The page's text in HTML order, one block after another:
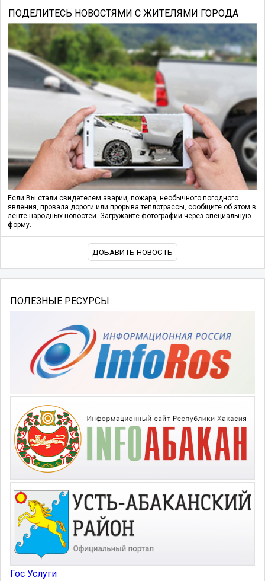
ПОДЕЛИТЕСЬ НОВОСТЯМИ С ЖИТЕЛЯМИ ГОРОДА
Если Вы стали свидетелем аварии, пожара, необычного погодного
явления, провала дороги или прорыва теплотрассы, сообщите об этом в
ленте народных новостей. Загружайте фотографии через специальную
форму.
ДОБАВИТЬ НОВОСТЬ
ПОЛЕЗНЫЕ РЕСУРСЫ
Гос Услуги